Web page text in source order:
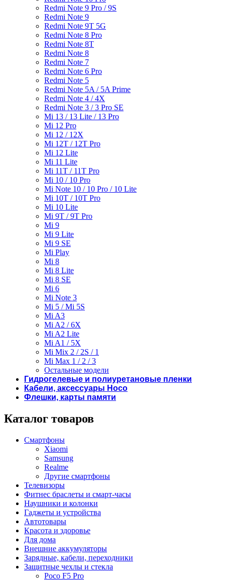
Redmi Note 9 Pro / 9S
Redmi Note 9
Redmi Note 9T 5G
Redmi Note 8 Pro
Redmi Note 8T
Redmi Note 8
Redmi Note 7
Redmi Note 6 Pro
Redmi Note 5
Redmi Note 5A / 5A Prime
Redmi Note 4 / 4X
Redmi Note 3 / 3 Pro SE
Mi 13 / 13 Lite / 13 Pro
Mi 12 Pro
Mi 12 / 12X
Mi 12T / 12T Pro
Mi 12 Lite
Mi 11 Lite
Mi 11T / 11T Pro
Mi 10 / 10 Pro
Mi Note 10 / 10 Pro / 10 Lite
Mi 10T / 10T Pro
Mi 10 Lite
Mi 9T / 9T Pro
Mi 9
Mi 9 Lite
Mi 9 SE
Mi Play
Mi 8
Mi 8 Lite
Mi 8 SE
Mi 6
Mi Note 3
Mi 5 / Mi 5S
Mi A3
Mi A2 / 6X
Mi A2 Lite
Mi A1 / 5X
Mi Mix 2 / 2S / 1
Mi Max 1 / 2 / 3
Остальные модели
Гидрогелевые и полиуретановые пленки
Кабели, аксессуары Hoco
Флешки, карты памяти
Каталог товаров
Смартфоны
Xiaomi
Samsung
Realme
Другие смартфоны
Телевизоры
Фитнес браслеты и смарт-часы
Наушники и колонки
Гаджеты и устройства
Автотовары
Красота и здоровье
Для дома
Внешние аккумуляторы
Зарядные, кабели, переходники
Защитные чехлы и стекла
Poco F5 Pro